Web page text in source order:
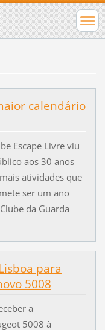
calendário
Escape Livre viu
aos 30 anos
atividades que
ser um ano
da Guarda
para
5008
a
5008 à